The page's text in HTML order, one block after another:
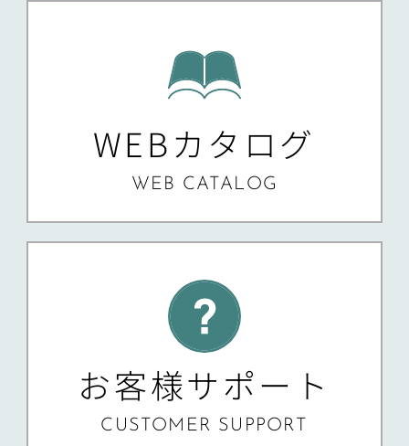
WEBカタログ
WEB CATALOG
お客様サポート
CUSTOMER SUPPORT